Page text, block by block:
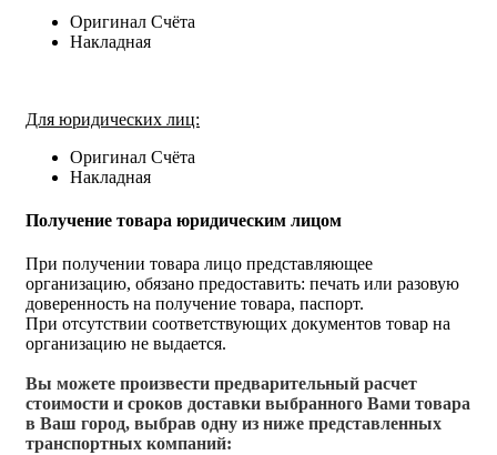
Оригинал Счёта
Накладная
Для юридических лиц:
Оригинал Счёта
Накладная
Получение товара юридическим лицом
При получении товара лицо представляющее
организацию, обязано предоставить: печать или разовую
доверенность на получение товара, паспорт.
При отсутствии соответствующих документов товар на
организацию не выдается.
Вы можете произвести предварительный расчет
стоимости и сроков доставки выбранного Вами товара
в Ваш город, выбрав одну из ниже представленных
транспортных компаний: